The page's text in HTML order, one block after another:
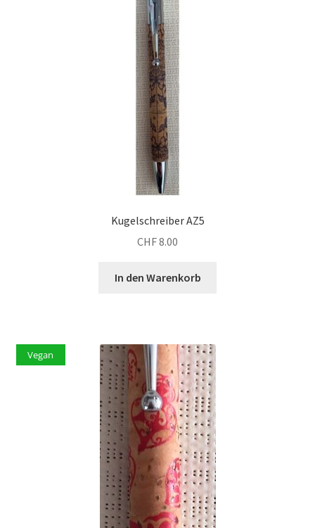
Kugelschreiber AZ5
CHF8.00
In den Warenkorb
Vegan